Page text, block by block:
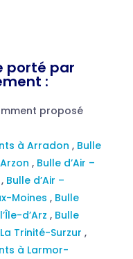
porté par
:
proposé
à Arradon , Bulle
, Bulle d’Air –
, Bulle d’Air –
Moines , Bulle
d’Arz , Bulle
Trinité-Surzur ,
à Larmor-